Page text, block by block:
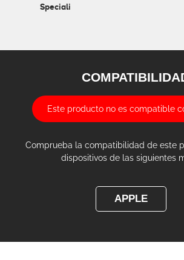
Speciali
Este producto no es compatible
Comprueba la compatibilidad de este
dispositivos de las siguientes
APPLE